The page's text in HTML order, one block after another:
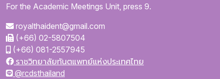
For the Academic Meetings Unit, press 9.
royalthaident@gmail.com
(+66) 02-5807504
(+66) 081-2557945
ราชวิทยาลัยทันตแพทย์แห่งประเทศไทย
@rcdsthailand